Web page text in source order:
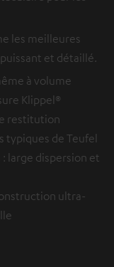
les meilleures
et détaillé.
à volume
Klippel®
restitution
typiques de Teufel
large dispersion et
ultra-